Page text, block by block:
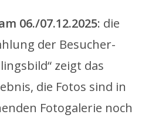
06./07.12.2025: die
der Besucher-
zeigt das
die Fotos sind in
Fotogalerie noch